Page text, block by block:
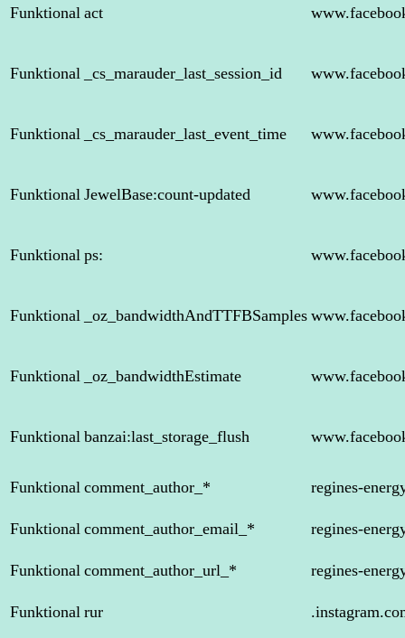
Funktional act
Funktional _cs_marauder_last_session_id
Funktional _cs_marauder_last_event_time
Funktional JewelBase:count-updated
Funktional ps:
Funktional _oz_bandwidthAndTTFBSamples
Funktional _oz_bandwidthEstimate
Funktional banzai:last_storage_flush
Funktional comment_author_* regines-
Funktional comment_author_email_* regines-
Funktional comment_author_url_* regines-
Funktional rur